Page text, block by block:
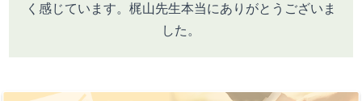
く感じています。梶山先生本当にありがとうございま
した。